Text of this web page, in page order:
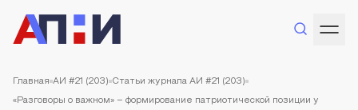
Главная АИ #21 (203) Статьи журнала АИ #21 (203)
«Разговоры о важном» – формирование патриотической позиции у